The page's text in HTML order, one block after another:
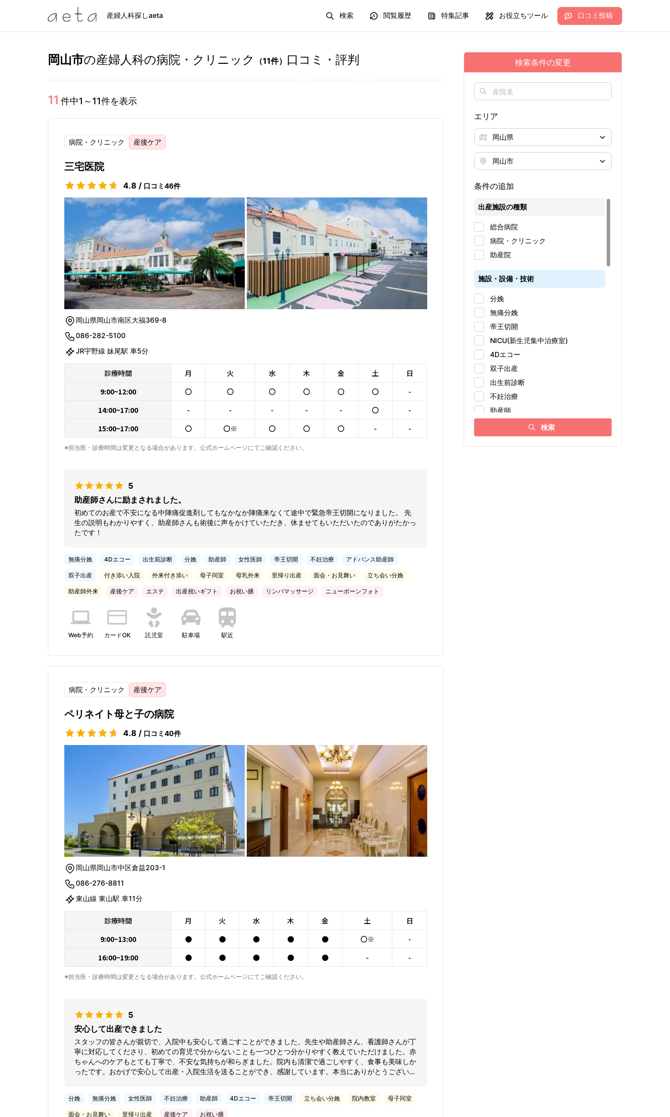
産婦人科探しaeta 検索 閲覧履歴 特集記事 お役立ちツール 口コミ投稿
岡山市の産婦人科の病院・クリニック （11件） 口コミ・評判
11 件中1 ～ 11件を表示
病院・クリニック 産後ケア
三宅医院
4.8 / 口コミ 46件
岡山県岡山市南区大福369-8
086-282-5100
JR宇野線 妹尾駅 車5分
診療時間 月 火 水 木 金 土
日
9:00~12:00
〇 〇 〇 〇 〇 〇
-
14:00~17:00
- - - - - 〇
-
15:00~17:00
〇 〇※ 〇 〇 〇 - -
※担当医・診療時間は変更となる場合があります。公式ホームページにてご確認ください。
5
助産師さんに励まされました。
初めてのお産で不安になる中陣痛促進剤してもなかなか陣痛来なくて途中で緊急帝王切開になりました。 先
生の説明もわかりやすく、助産師さんも術後に声をかけていただき、休ませてもいただいたのでありがたかっ
たです！
無痛分娩 4Dエコー 出生前診断 分娩 助産師 女性医師 帝王切開 不妊治療 アドバンス助産師
双子出産 付き添い入院 外来付き添い 母子同室 母乳外来 里帰り出産 面会・お見舞い 立ち会い分娩
助産師外来 産後ケア エステ 出産祝いギフト お祝い膳 リンパマッサージ ニューボーンフォト
Web予約 カードOK 託児室 駐車場 駅近
病院・クリニック 産後ケア
ペリネイト母と子の病院
4.8 / 口コミ 40件
岡山県岡山市中区倉益203-1
086-276-8811
東山線 東山駅 車11分
診療時間 月 火 水 木 金 土
日
9:00~13:00
● ● ● ● ● 〇※
-
16:00~19:00
● ● ● ● ● - -
※担当医・診療時間は変更となる場合があります。公式ホームページにてご確認ください。
5
安心して出産できました
スタッフの皆さんが親切で、入院中も安心して過ごすことができました。先生や助産師さん、看護師さんが丁
寧に対応してくださり、初めての育児で分からないことも一つひとつ分かりやすく教えていただけました。赤
ちゃんへのケアもとても丁寧で、不安な気持ちが和らぎました。院内も清潔で過ごしやすく、食事も美味しか
ったです。おかげで安心して出産・入院生活を送ることができ、感謝しています。本当にありがとうございま
分娩 無痛分娩 女性医師 不妊治療 助産師 4Dエコー 帝王切開 立ち会い分娩 院内教室 母子同室
面会・お見舞い 里帰り出産 産後ケア お祝い膳
検索条件の変更
エリア
条件の追加
出産施設の種類
総合病院
病院・クリニック
助産院
施設・設備・技術
分娩
無痛分娩
帝王切開
NICU(新生児集中治療室)
4Dエコー
双子出産
出生前診断
不妊治療
助産師
アドバンス助産師
女性医師
検索